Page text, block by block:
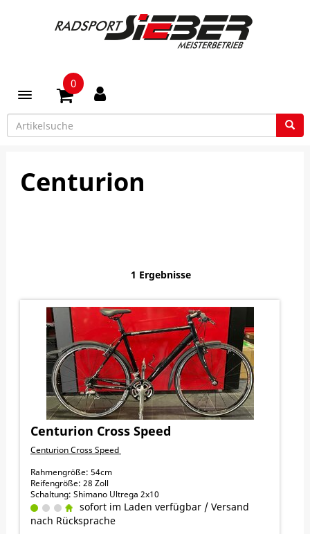
Toggle navigation
0
Centurion
1 Ergebnisse
Centurion Cross Speed
Centurion Cross Speed
Rahmengröße: 54cm
Reifengröße: 28 Zoll
Schaltung: Shimano Ultrega 2x10
Bremsen: Avid Felgenbremsen
Gebrauchtrad mit Gebrauchsspuren, im Kundenauftrag!
sofort im Laden verfügbar / Versand
nach Rücksprache